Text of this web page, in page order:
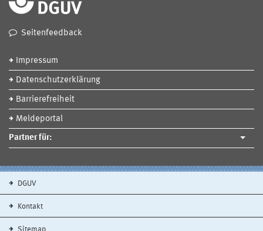
Seitenfeedback
Impressum
Datenschutzerklärung
Barrierefreiheit
Meldeportal
Partner für:
DGUV
Kontakt
Sitemap